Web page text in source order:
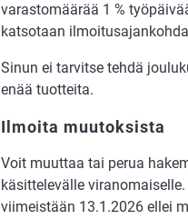
varastomäärää 1 %
katsotaan
Sinun ei tarvitse tehdä
enää tuotteita.
Ilmoita muutoksista
Voit muuttaa tai perua
käsittelevälle
viimeistään 13.1.2026 ellei